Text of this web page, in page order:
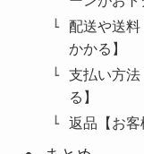
配送や送
かかる】
支払い方
る】
返品【お客